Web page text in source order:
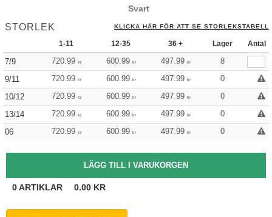
Svart
STORLEK KLICKA HÄR FÖR ATT SE STORLEKSTABELL
1-11 12-35 36 + Lager Antal
7/9 720.99 kr 600.99 kr 497.99 kr
8
9/11
720.99 kr 600.99 kr 497.99 kr
0
10/12
720.99 kr 600.99 kr 497.99 kr
0
13/14
720.99 kr 600.99 kr 497.99 kr
0
06
720.99 kr 600.99 kr 497.99 kr 0
0ARTIKLAR 0.00 KR